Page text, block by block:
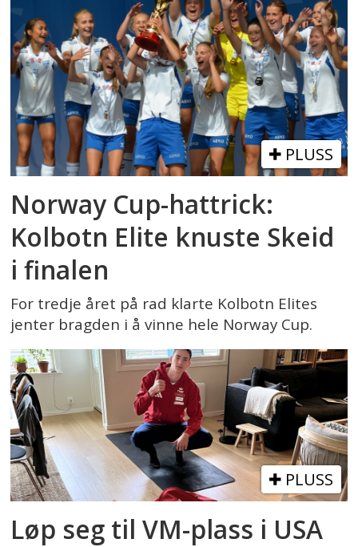
PLUSS
Norway Cup-hattrick:
Kolbotn Elite knuste Skeid
i finalen
For tredje året på rad klarte Kolbotn Elites
jenter bragden i å vinne hele Norway Cup.
PLUSS
Løp seg til VM-plass i USA